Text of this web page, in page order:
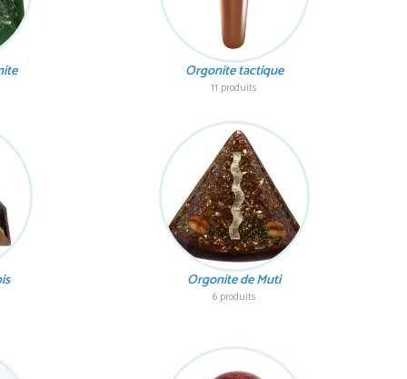
Orgonite tactique
11 produits
Orgonite de Muti
6 produits